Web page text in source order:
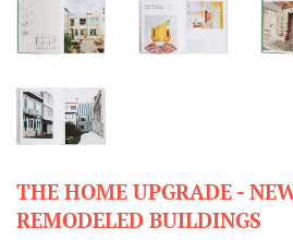
THE HOME UPGRADE -
REMODELED BUILDINGS